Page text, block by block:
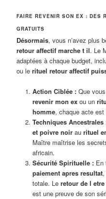
FAIRE REVENIR SON EX : DES
GRATUITS
Désormais, vous n’avez plus
retour affectif marche t il. Le
adaptées à chaque budget,
ou lerituel retour affectif
Action Ciblée :Que
revenir mon exou un
homme, chaque acte est
Techniques Ancestrales
et poivre noirau rituel
Maître maîtrise les
africain.
Sécurité Spirituelle :En
paiement apres resultat,
totale. Le retour de l
est une preuve de son